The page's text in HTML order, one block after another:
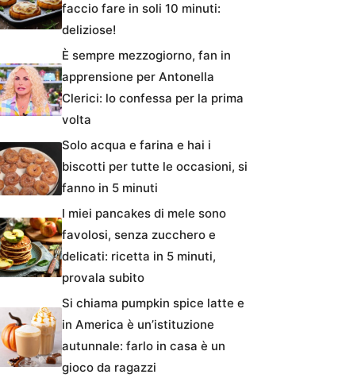
faccio fare in soli 10 minuti:
deliziose!
È sempre mezzogiorno, fan in
apprensione per Antonella
Clerici: lo confessa per la prima
volta
Solo acqua e farina e hai i
biscotti per tutte le occasioni, si
fanno in 5 minuti
I miei pancakes di mele sono
favolosi, senza zucchero e
delicati: ricetta in 5 minuti,
provala subito
Si chiama pumpkin spice latte e
in America è un’istituzione
autunnale: farlo in casa è un
gioco da ragazzi